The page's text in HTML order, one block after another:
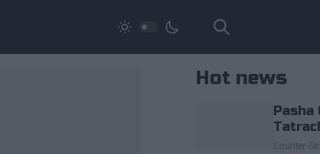
Hot news
Pasha
Counter-